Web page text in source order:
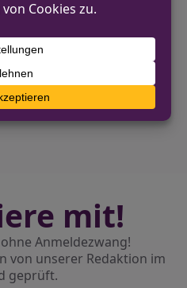
Rothe zieht
NÄCHSTER BEITRAG
Ausgelöster
Heimrauchmelder
mit!
Anmeldezwang!
von unserer Redaktion im
geprüft.